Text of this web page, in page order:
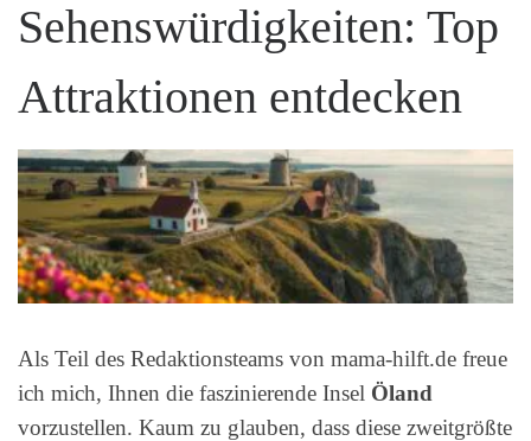
Sehenswürdigkeiten: Top
Attraktionen entdecken
Als Teil des Redaktionsteams von mama-hilft.de freue
ich mich, Ihnen die faszinierende Insel Öland
vorzustellen. Kaum zu glauben, dass diese zweitgrößte